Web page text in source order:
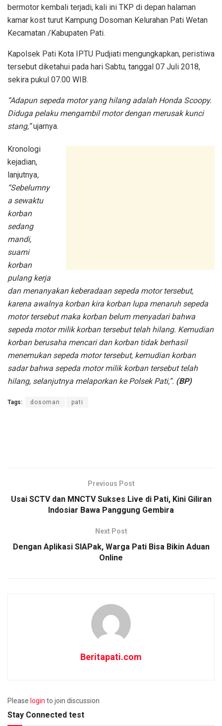
bermotor kembali terjadi, kali ini TKP di depan halaman
kamar kost turut Kampung Dosoman Kelurahan Pati Wetan
Kecamatan /Kabupaten Pati.
Kapolsek Pati Kota IPTU Pudjiati mengungkapkan, peristiwa
tersebut diketahui pada hari Sabtu, tanggal 07 Juli 2018,
sekira pukul 07.00 WIB.
“Adapun sepeda motor yang hilang adalah Honda Scoopy.
Diduga pelaku mengambil motor dengan merusak kunci
stang,”ujarnya.
Kronologi
kejadian,
lanjutnya,
“Sebelumny
a sewaktu
korban
sedang
mandi,
suami
korban
pulang kerja
dan menanyakan keberadaan sepeda motor tersebut,
karena awalnya korban kira korban lupa menaruh sepeda
motor tersebut maka korban belum menyadari bahwa
sepeda motor milik korban tersebut telah hilang. Kemudian
korban berusaha mencari dan korban tidak berhasil
menemukan sepeda motor tersebut, kemudian korban
sadar bahwa sepeda motor milik korban tersebut telah
hilang, selanjutnya melaporkan ke Polsek Pati,”. (BP)
Tags: dosoman pati
Previous Post
Usai SCTV dan MNCTV Sukses Live di Pati, Kini Giliran
Indosiar Bawa Panggung Gembira
Next Post
Dengan Aplikasi SIAPak, Warga Pati Bisa Bikin Aduan
Online
Beritapati.com
Please login to join discussion
Stay Connected test